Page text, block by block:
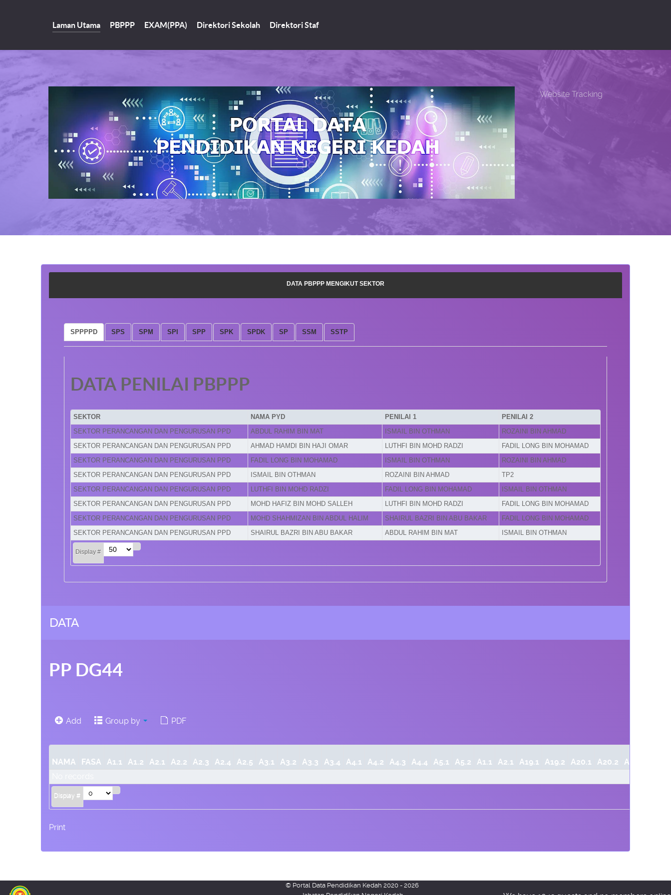
Laman Utama PBPPP EXAM(PPA) Direktori Sekolah Direktori Staf
Website Tracking
DATA PBPPP MENGIKUT SEKTOR
SPPPPD SPS SPM SPI SPP SPK SPDK SP SSM SSTP
DATA PENILAI PBPPP
SEKTOR NAMA PYD PENILAI 1 PENILAI 2
Display #
SEKTOR PERANCANGAN DAN PENGURUSAN PPD ABDUL RAHIM BIN MAT ISMAIL BIN OTHMAN
ROZAINI BIN AHMAD
SEKTOR PERANCANGAN DAN PENGURUSAN PPD
AHMAD HAMDI BIN HAJI OMAR LUTHFI BIN MOHD RADZI
FADIL LONG BIN MOHAMAD
SEKTOR PERANCANGAN DAN PENGURUSAN PPD
FADIL LONG BIN MOHAMAD ISMAIL BIN OTHMAN
ROZAINI BIN AHMAD
SEKTOR PERANCANGAN DAN PENGURUSAN PPD
ISMAIL BIN OTHMAN ROZAINI BIN AHMAD
TP2
SEKTOR PERANCANGAN DAN PENGURUSAN PPD
LUTHFI BIN MOHD RADZI FADIL LONG BIN MOHAMAD
ISMAIL BIN OTHMAN
SEKTOR PERANCANGAN DAN PENGURUSAN PPD
MOHD HAFIZ BIN MOHD SALLEH LUTHFI BIN MOHD RADZI
FADIL LONG BIN MOHAMAD
SEKTOR PERANCANGAN DAN PENGURUSAN PPD
MOHD SHAHMIZAN BIN ABDUL HALIM SHAIRUL BAZRI BIN ABU BAKAR
FADIL LONG BIN MOHAMAD
SEKTOR PERANCANGAN DAN PENGURUSAN PPD
SHAIRUL BAZRI BIN ABU BAKAR ABDUL RAHIM BIN MAT ISMAIL BIN OTHMAN
DATA
PP DG44
Add Group by PDF
NAMA FASA A1.1 A1.2 A2.1 A2.2 A2.3 A2.4 A2.5 A3.1 A3.2 A3.3 A3.4 A4.1 A4.2 A4.3 A4.4 A5.1 A5.2 A1.1 A2.1 A19.1 A19.2 A20.1 A20.2 A20.3
Display #
Print
© Portal Data Pendidikan Kedah 2020 - 2026